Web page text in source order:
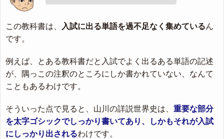
この教科書は、 入試に出る単語を過不足なく集めているん
です。
例えば、とある教科書だと入試でよく出るある単語の記述
が、隅っこの注釈のところにしか書かれていない、なんて
こともあるわけです。
そういった点で見ると、山川の詳説世界史は、 重要な部分
を太字ゴシックでしっかり書いてあり、しかもそれが入試
にしっかり出されるわけです。